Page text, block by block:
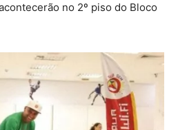
no 2º piso do Bloco